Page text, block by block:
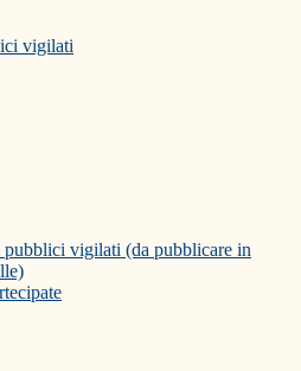
vigilati
pubblici vigilati (da pubblicare in